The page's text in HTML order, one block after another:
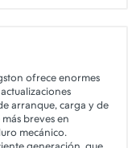
ofrece enormes
arranque, carga y de
breves en
mecánico.